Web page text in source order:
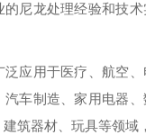
的尼龙处理经验和技
应用于医疗、航空、
汽车制造、家用电器
筑器材、玩具等领域